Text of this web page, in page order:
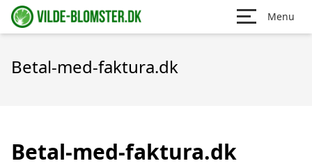
Menu
Betal-med-faktura.dk
Betal-med-faktura.dk